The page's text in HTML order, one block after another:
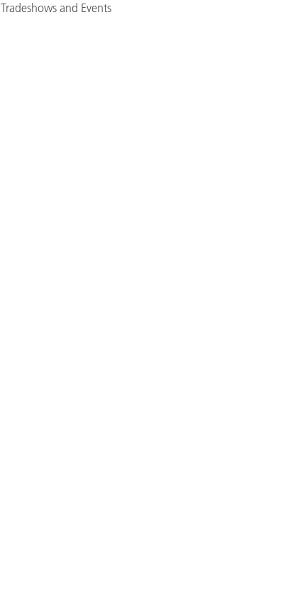
Tradeshows and Events